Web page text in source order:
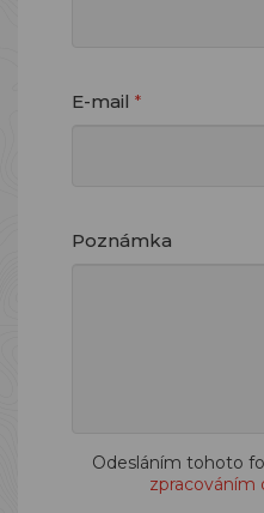
E-mail *
Poznámka
Odesláním tohoto
zpracováním